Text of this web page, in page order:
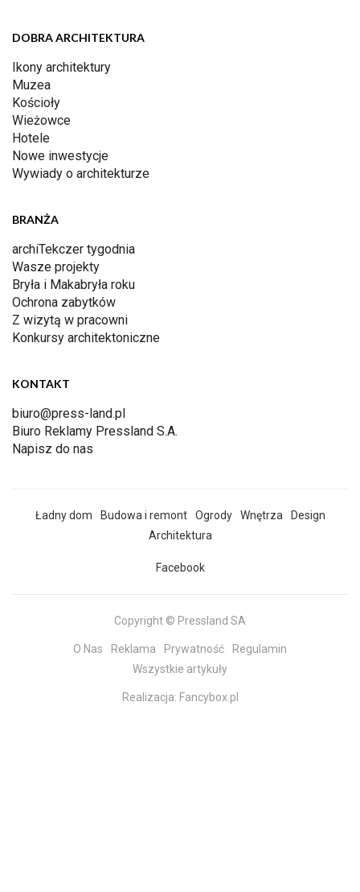
DOBRA ARCHITEKTURA
Ikony architektury
Muzea
Kościoły
Wieżowce
Hotele
Nowe inwestycje
Wywiady o architekturze
BRANŻA
archiTekczer tygodnia
Wasze projekty
Bryła i Makabryła roku
Ochrona zabytków
Z wizytą w pracowni
Konkursy architektoniczne
KONTAKT
biuro@press-land.pl
Biuro Reklamy Pressland S.A.
Napisz do nas
Ładny dom Budowa i remont Ogrody Wnętrza
Design
Architektura
Facebook
Copyright © Pressland SA
O Nas Reklama Prywatność
Regulamin
Wszystkie artykuły
Realizacja: Fancybox.pl